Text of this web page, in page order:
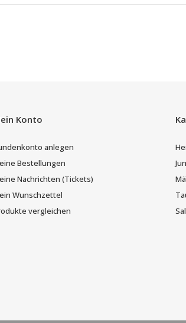
Konto
anlegen
Bestellungen
Nachrichten (Tickets)
Wunschzettel
vergleichen